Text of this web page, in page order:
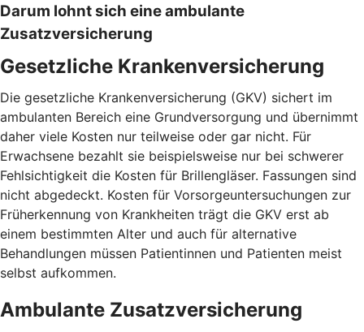
Darum lohnt sich eine ambulante
Zusatzversicherung
Gesetzliche Krankenversicherung
Die gesetzliche Krankenversicherung (GKV) sichert im
ambulanten Bereich eine Grundversorgung und übernimmt
daher viele Kosten nur teilweise oder gar nicht. Für
Erwachsene bezahlt sie beispielsweise nur bei schwerer
Fehlsichtigkeit die Kosten für Brillengläser. Fassungen sind
nicht abgedeckt. Kosten für Vorsorgeuntersuchungen zur
Früherkennung von Krankheiten trägt die GKV erst ab
einem bestimmten Alter und auch für alternative
Behandlungen müssen Patientinnen und Patienten meist
selbst aufkommen.
Ambulante Zusatzversicherung